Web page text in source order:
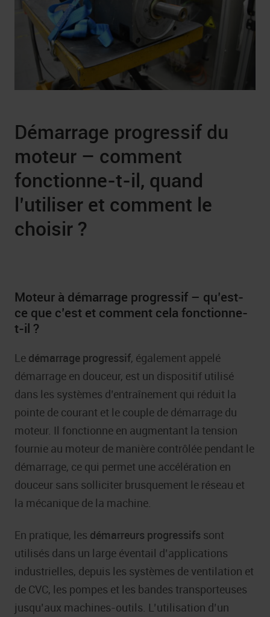
Démarrage progressif du
moteur – comment
fonctionne-t-il, quand
l’utiliser et comment le
choisir ?
Moteur à démarrage progressif – qu’est-
ce que c’est et comment cela fonctionne-
t-il ?
Le démarrage progressif, également appelé
démarrage en douceur, est un dispositif utilisé
dans les systèmes d’entraînement qui réduit la
pointe de courant et le couple de démarrage du
moteur. Il fonctionne en augmentant la tension
fournie au moteur de manière contrôlée pendant le
démarrage, ce qui permet une accélération en
douceur sans solliciter brusquement le réseau et
la mécanique de la machine.
En pratique, les démarreurs progressifs sont
utilisés dans un large éventail d’applications
industrielles, depuis les systèmes de ventilation et
de CVC, les pompes et les bandes transporteuses
jusqu’aux machines-outils. L’utilisation d’un